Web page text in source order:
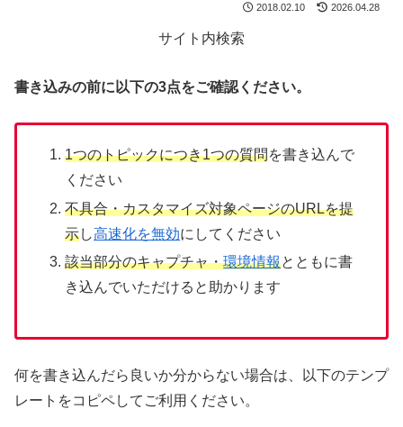
2018.02.10 2026.04.28
サイト内検索
書き込みの前に以下の3点をご確認ください。
1つのトピックにつき1つの質問を書き込んで
ください
不具合・カスタマイズ対象ページのURLを提
示し高速化を無効にしてください
該当部分のキャプチャ・環境情報とともに書
き込んでいただけると助かります
何を書き込んだら良いか分からない場合は、以下のテンプ
レートをコピペしてご利用ください。